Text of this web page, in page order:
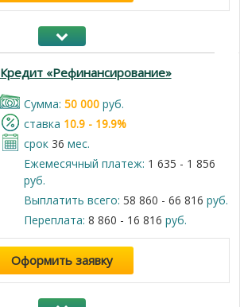
Кредит «Рефинансирование»
Cумма: 50 000руб.
cтавка 10.9 - 19.9%
срок 36 мес.
Ежемесячный платеж: 1 635 - 1 856
руб.
Выплатить всего: 58 860 - 66 816 руб.
Переплата: 8 860 - 16 816 руб.
Оформить заявку